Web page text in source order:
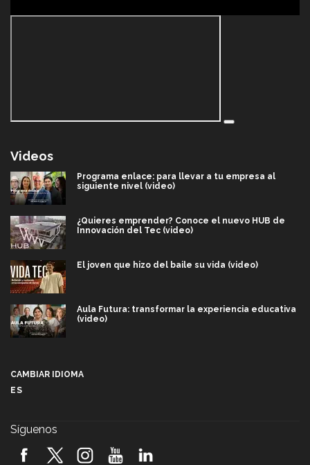
Videos
Programa enlace: para llevar a tu empresa al
siguiente nivel (video)
¿Quieres emprender? Conoce el nuevo HUB de
Innovación del Tec (video)
El joven que hizo del baile su vida (video)
Aula Futura: transformar la experiencia educativa
(video)
2026! (video)
CAMBIAR IDIOMA
ES
Síguenos